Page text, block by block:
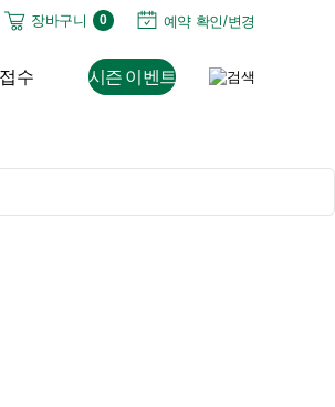
장바구니 0 예약 확인/변경
수 시즌 이벤트